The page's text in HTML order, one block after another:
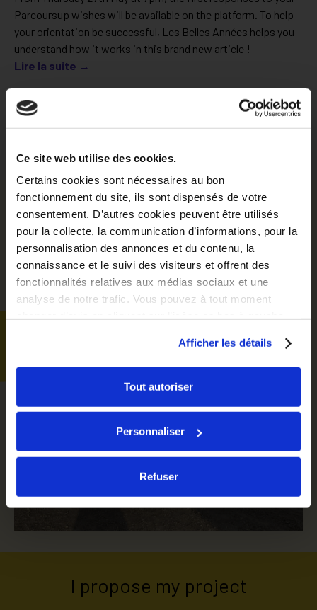
Ce site web utilise des cookies.
Certains cookies sont nécessaires au bon
fonctionnement du site, ils sont dispensés de votre
consentement. D’autres cookies peuvent être utilisés
pour la collecte, la communication d’informations, pour la
personnalisation des annonces et du contenu, la
connaissance et le suivi des visiteurs et offrent des
fonctionnalités relatives aux médias sociaux et une
analyse de notre trafic. Vous pouvez à tout moment
Afficher les détails
Tout autoriser
Personnaliser
Refuser
Parcoursup wishes will be available on the platform. To help
your orientation be successful, Les Belles Années helps you
understand how it works in this brand new article !
Lire la suite →
If you have a project,
Les Belles Années can
help you!
We will
accompany you !
I propose my project